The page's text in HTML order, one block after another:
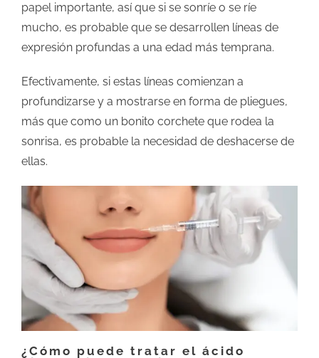
papel importante, así que si se sonríe o se ríe
mucho, es probable que se desarrollen líneas de
expresión profundas a una edad más temprana.
Efectivamente, si estas líneas comienzan a
profundizarse y a mostrarse en forma de pliegues,
más que como un bonito corchete que rodea la
sonrisa, es probable la necesidad de deshacerse de
ellas.
¿Cómo puede tratar el ácido